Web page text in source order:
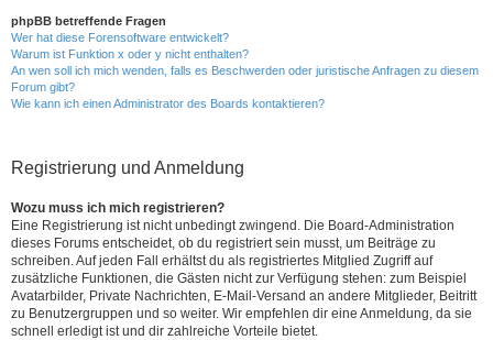
phpBB betreffende Fragen
Wer hat diese Forensoftware entwickelt?
Warum ist Funktion x oder y nicht enthalten?
An wen soll ich mich wenden, falls es Beschwerden oder juristische Anfragen zu diesem
Forum gibt?
Wie kann ich einen Administrator des Boards kontaktieren?
Registrierung und Anmeldung
Wozu muss ich mich registrieren?
Eine Registrierung ist nicht unbedingt zwingend. Die Board-Administration
dieses Forums entscheidet, ob du registriert sein musst, um Beiträge zu
schreiben. Auf jeden Fall erhältst du als registriertes Mitglied Zugriff auf
zusätzliche Funktionen, die Gästen nicht zur Verfügung stehen: zum Beispiel
Avatarbilder, Private Nachrichten, E-Mail-Versand an andere Mitglieder, Beitritt
zu Benutzergruppen und so weiter. Wir empfehlen dir eine Anmeldung, da sie
schnell erledigt ist und dir zahlreiche Vorteile bietet.